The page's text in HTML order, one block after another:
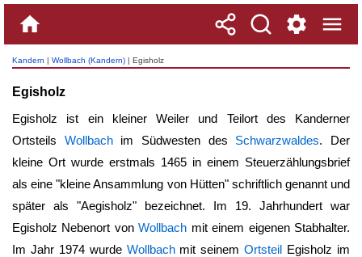
Kandern | Wollbach (Kandern) | Egisholz
Egisholz
Egisholz ist ein kleiner Weiler und Teilort des Kanderner
Ortsteils Wollbachim Südwesten des Schwarzwaldes. Der
kleine Ort wurde erstmals 1465 in einem Steuerzählungsbrief
als eine "kleine Ansammlung von Hütten" schriftlich genannt und
später als "Aegisholz" bezeichnet. Im 19. Jahrhundert war
Egisholz Nebenort vonWollbach mit einem eigenen Stabhalter.
Im Jahr 1974 wurde Wollbachmit seinemOrtsteil Egisholz im